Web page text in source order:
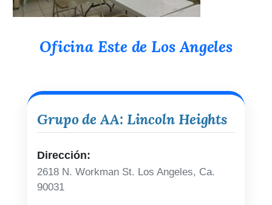
Oficina Este de Los Angeles
Grupo de AA: Lincoln Heights
Dirección:
2618 N. Workman St. Los Angeles, Ca.
90031